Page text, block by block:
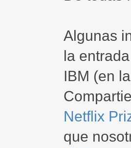
Algunas
la
IBM (en
Netflix
que